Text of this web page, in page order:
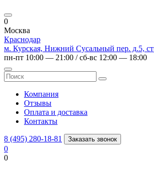
0
Москва
Краснодар
м. Курская, Нижний Сусальный пер. д.5,
пн-пт 10:00 — 21:00 / сб-вс 12:00 — 18:00
Компания
Отзывы
Оплата и доставка
Контакты
8 (495) 280-18-81 Заказать звонок
0
0